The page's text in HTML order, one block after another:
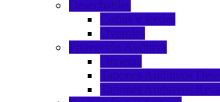
Desechables
Cofias y Redes
Overoles
Protección Auditiva
Orejeras
Tapones Auditivos
Tapones Auditivos